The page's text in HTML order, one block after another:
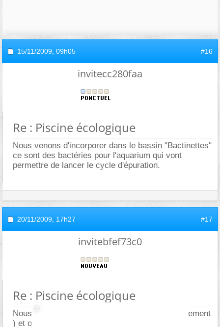
15/11/2009, 09h05 #16
invitecc280faa
Re : Piscine écologique
Nous venons d'incorporer dans le bassin "Bactinettes"
ce sont des bactéries pour l'aquarium qui vont
permettre de lancer le cycle d'épuration.
20/11/2009, 17h27 #17
invitebfef73c0
Re : Piscine écologique
Nous sommes en 1°S a Paris ( 9ieme arrondissement
) et on aimerait faire notre TPE sur les piscines